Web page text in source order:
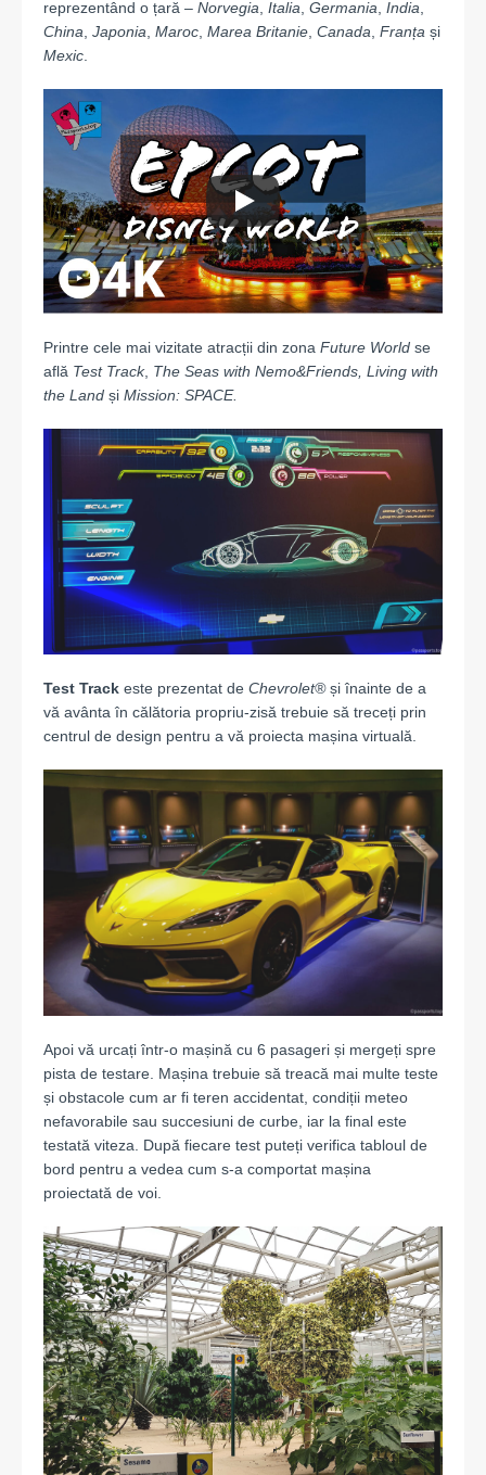
reprezentând o țară – Norvegia Italia Germania India
China Japonia Maroc Marea Britanie Canada Franța și
Mexic
Printre cele mai vizitate atracții din zona Future World se
află Test Track, The Seas with Nemo&Friends, Living with
the Land și Mission: SPACE.
Test Track este prezentat de Chevrolet®și înainte de a
vă avânta în călătoria propriu-zisă trebuie să treceți prin
centrul de design pentru a vă proiecta mașina virtuală.
Apoi vă urcați într-o mașină cu 6 pasageri și mergeți spre
pista de testare. Mașina trebuie să treacă mai multe teste
și obstacole cum ar fi teren accidentat, condiții meteo
nefavorabile sau succesiuni de curbe, iar la final este
testată viteza. După fiecare test puteți verifica tabloul de
bord pentru a vedea cum s-a comportat mașina
proiectată de voi.